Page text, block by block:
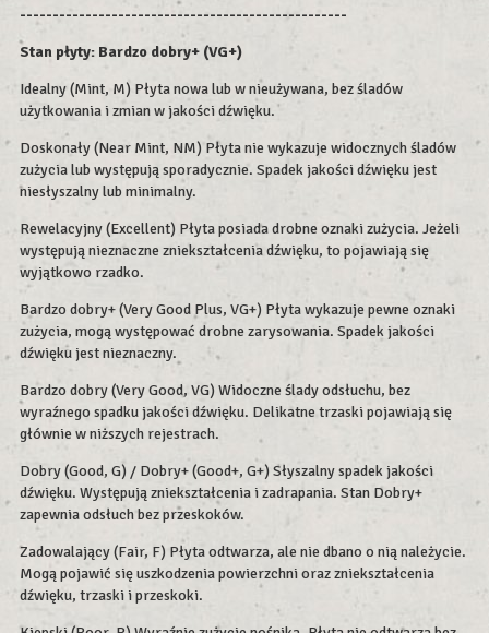
--------------------------------------------------
Stan płyty: Bardzo dobry+ (VG+)
Idealny (Mint, M) Płyta nowa lub w nieużywana, bez śladów
użytkowania i zmian w jakości dźwięku.
Doskonały (Near Mint, NM) Płyta nie wykazuje widocznych śladów
zużycia lub występują sporadycznie. Spadek jakości dźwięku jest
niesłyszalny lub minimalny.
Rewelacyjny (Excellent) Płyta posiada drobne oznaki zużycia. Jeżeli
występują nieznaczne zniekształcenia dźwięku, to pojawiają się
wyjątkowo rzadko.
Bardzo dobry+ (Very Good Plus, VG+) Płyta wykazuje pewne oznaki
zużycia, mogą występować drobne zarysowania. Spadek jakości
dźwięku jest nieznaczny.
Bardzo dobry (Very Good, VG) Widoczne ślady odsłuchu, bez
wyraźnego spadku jakości dźwięku. Delikatne trzaski pojawiają się
głównie w niższych rejestrach.
Dobry (Good, G) / Dobry+ (Good+, G+) Słyszalny spadek jakości
dźwięku. Występują zniekształcenia i zadrapania. Stan Dobry+
zapewnia odsłuch bez przeskoków.
Zadowalający (Fair, F) Płyta odtwarza, ale nie dbano o nią należycie.
Mogą pojawić się uszkodzenia powierzchni oraz zniekształcenia
dźwięku, trzaski i przeskoki.